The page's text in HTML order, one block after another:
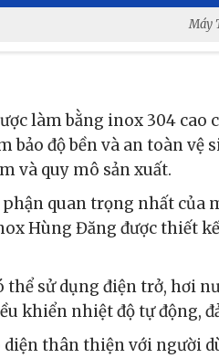
Máy
làm bằng inox 304
bảo độ bền và an toàn
và quy mô sản xuất.
phận quan trọng nhất của
Hùng Đăng được thiết
thể sử dụng điện trở, hơi
khiển nhiệt độ tự động,
diện thân thiện với người